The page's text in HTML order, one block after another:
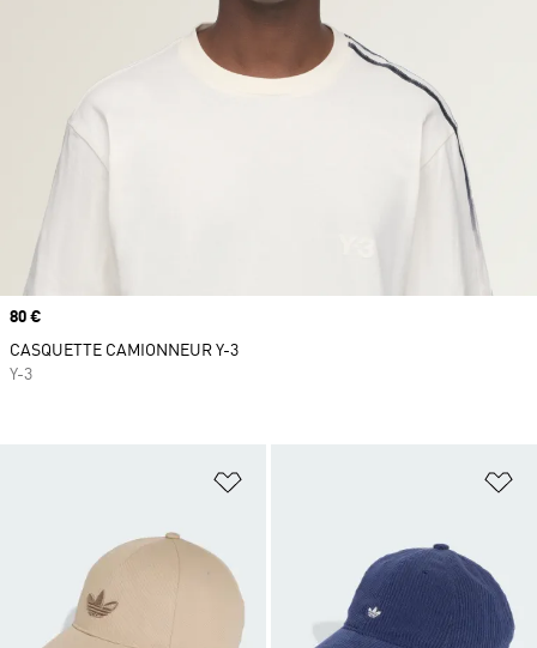
Ajouter à la Liste de produits
Prix
80 €
CASQUETTE CAMIONNEUR Y-3
Y-3